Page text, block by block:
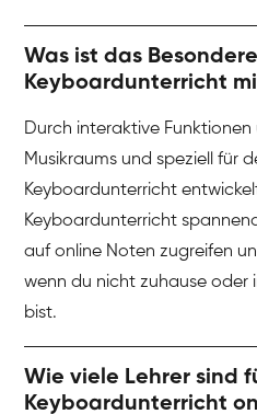
Was ist das
Keyboardunterricht
Durch interaktive Funktionen
Musikraums und speziell für
Keyboardunterricht
Keyboardunterricht
auf online Noten zugreifen
wenn du nicht zuhause oder
bist.
Wie viele Lehrer sind
Keyboardunterricht